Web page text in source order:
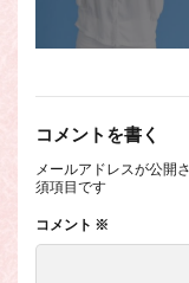
コメントを書く
メールアドレスが公開
須項目です
コメント ※